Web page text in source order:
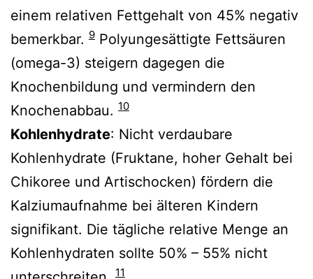
einem relativen Fettgehalt von 45% negativ
bemerkbar. 9 Polyungesättigte Fettsäuren
(omega-3) steigern dagegen die
Knochenbildung und vermindern den
Knochenabbau. 10
Kohlenhydrate: Nicht verdaubare
Kohlenhydrate (Fruktane, hoher Gehalt bei
Chikoree und Artischocken) fördern die
Kalziumaufnahme bei älteren Kindern
signifikant. Die tägliche relative Menge an
Kohlenhydraten sollte 50% – 55% nicht
11